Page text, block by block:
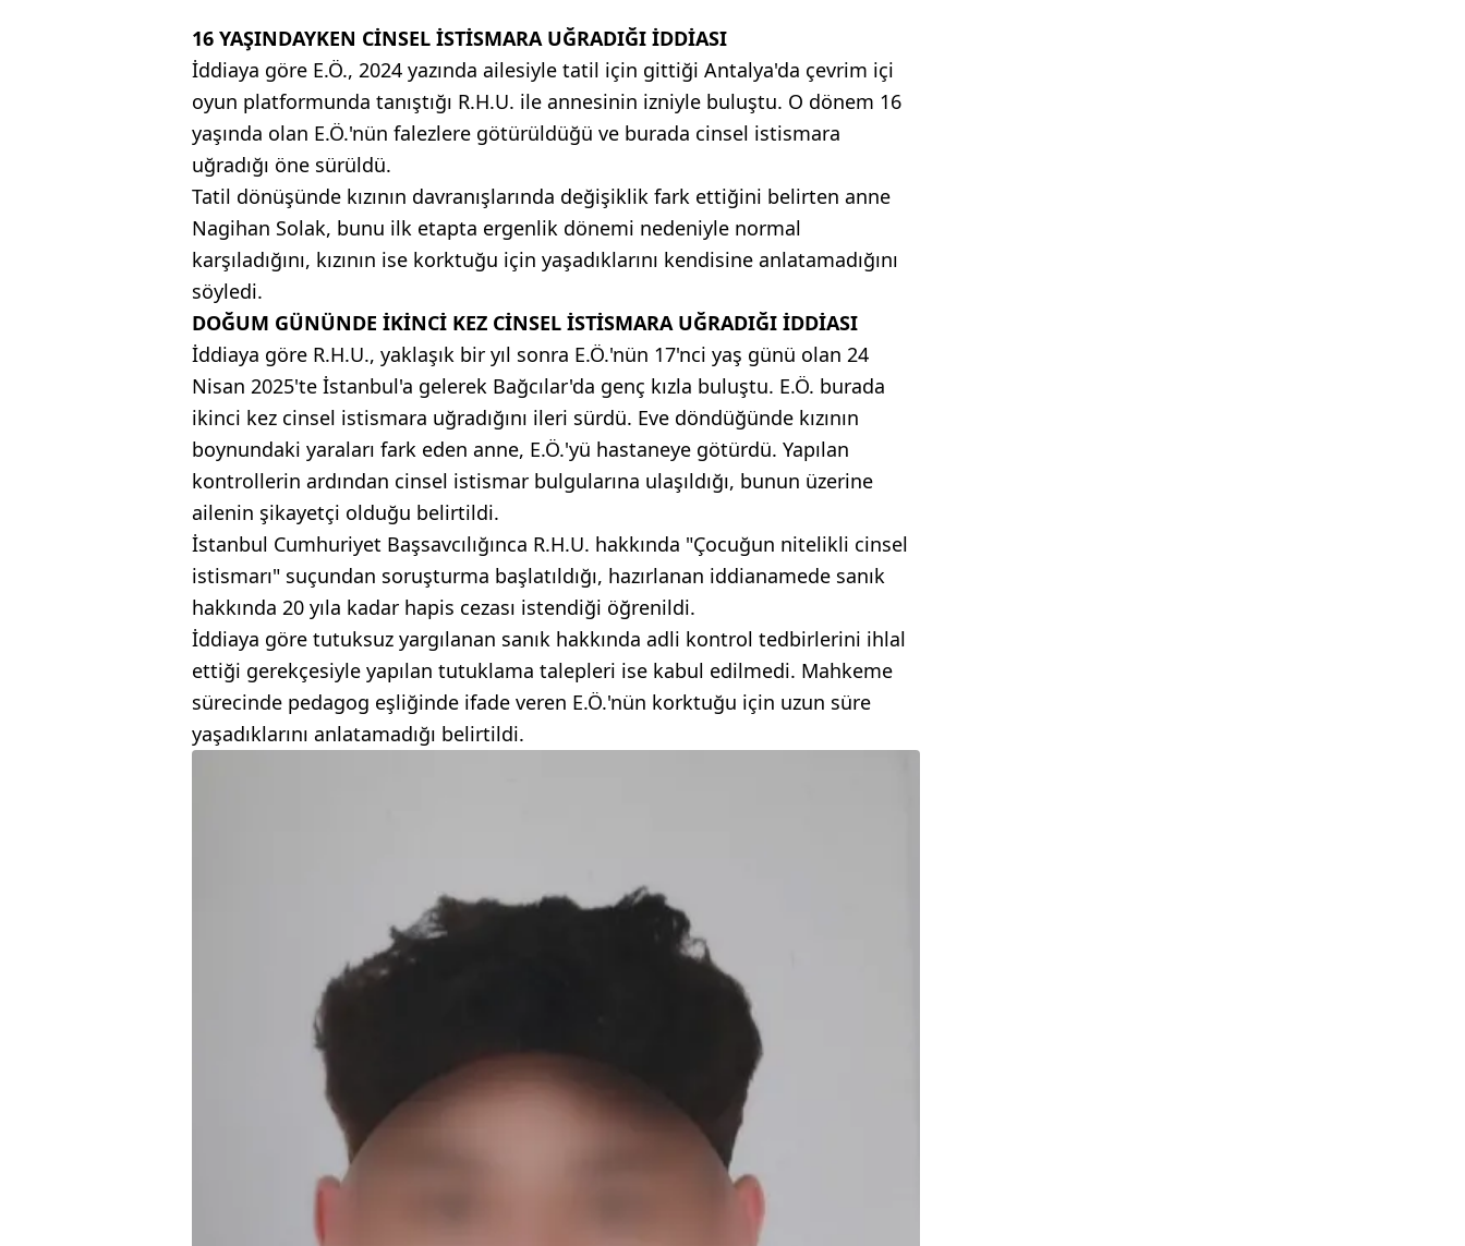
16 YAŞINDAYKEN CİNSEL İSTİSMARA UĞRADIĞI İDDİASI
İddiaya göre E.Ö., 2024 yazında ailesiyle tatil için gittiği Antalya'da çevrim içi
oyun platformunda tanıştığı R.H.U. ile annesinin izniyle buluştu. O dönem 16
yaşında olan E.Ö.'nün falezlere götürüldüğü ve burada cinsel istismara
uğradığı öne sürüldü.
Tatil dönüşünde kızının davranışlarında değişiklik fark ettiğini belirten anne
Nagihan Solak, bunu ilk etapta ergenlik dönemi nedeniyle normal
karşıladığını, kızının ise korktuğu için yaşadıklarını kendisine anlatamadığını
söyledi.
DOĞUM GÜNÜNDE İKİNCİ KEZ CİNSEL İSTİSMARA UĞRADIĞI İDDİASI
İddiaya göre R.H.U., yaklaşık bir yıl sonra E.Ö.'nün 17'nci yaş günü olan 24
Nisan 2025'te İstanbul'a gelerek Bağcılar'da genç kızla buluştu. E.Ö. burada
ikinci kez cinsel istismara uğradığını ileri sürdü. Eve döndüğünde kızının
boynundaki yaraları fark eden anne, E.Ö.'yü hastaneye götürdü. Yapılan
kontrollerin ardından cinsel istismar bulgularına ulaşıldığı, bunun üzerine
ailenin şikayetçi olduğu belirtildi.
İstanbul Cumhuriyet Başsavcılığınca R.H.U. hakkında "Çocuğun nitelikli cinsel
istismarı" suçundan soruşturma başlatıldığı, hazırlanan iddianamede sanık
hakkında 20 yıla kadar hapis cezası istendiği öğrenildi.
İddiaya göre tutuksuz yargılanan sanık hakkında adli kontrol tedbirlerini ihlal
ettiği gerekçesiyle yapılan tutuklama talepleri ise kabul edilmedi. Mahkeme
sürecinde pedagog eşliğinde ifade veren E.Ö.'nün korktuğu için uzun süre
yaşadıklarını anlatamadığı belirtildi.